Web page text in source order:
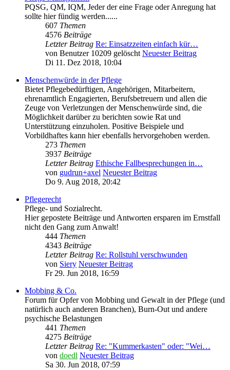
PQSG, QM, IQM, Jeder der eine Frage oder Anregung hat
sollte hier fündig werden......
607 Themen
4576 Beiträge
Letzter Beitrag Re: Einsatzzeiten einfach kür…
von Benutzer 10209 gelöscht Neuester Beitrag
Di 11. Dez 2018, 10:04
Menschenwürde in der Pflege
Bietet Pflegebedürftigen, Angehörigen, Mitarbeitern,
ehrenamtlich Engagierten, Berufsbetreuern und allen die
Zeuge von Verletzungen der Menschenwürde sind, die
Möglichkeit darüber zu berichten sowie Rat und
Unterstützung einzuholen. Positive Beispiele und
Vorbildhaftes kann hier ebenfalls hervorgehoben werden.
273 Themen
3937 Beiträge
Letzter Beitrag Ethische Fallbesprechungen in…
von gudrun+axel Neuester Beitrag
Do 9. Aug 2018, 20:42
Pflegerecht
Pflege- und Sozialrecht.
Hier gepostete Beiträge und Antworten ersparen im Ernstfall
nicht den Gang zum Anwalt!
444 Themen
4343 Beiträge
Letzter Beitrag Re: Rollstuhl verschwunden
von Siery Neuester Beitrag
Fr 29. Jun 2018, 16:59
Mobbing & Co.
Forum für Opfer von Mobbing und Gewalt in der Pflege (und
natürlich auch anderen Branchen), Burn-Out und andere
psychische Belastungen
441 Themen
4275 Beiträge
Letzter Beitrag Re: "Kummerkasten" oder: "Wei…
von doedl Neuester Beitrag
Sa 30. Jun 2018, 07:59